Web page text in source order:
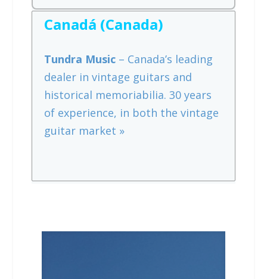
Canadá (Canada)
Tundra Music – Canada’s leading
dealer in vintage guitars and
historical memoriabilia. 30 years
of experience, in both the vintage
guitar market »